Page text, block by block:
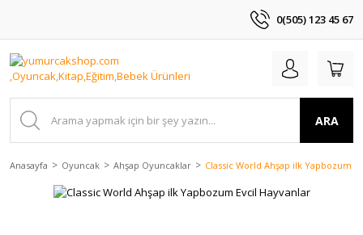
0(505) 123 45 67
ARA
Anasayfa Oyuncak Ahşap Oyuncaklar Classic World Ahşap ilk Yapbozum